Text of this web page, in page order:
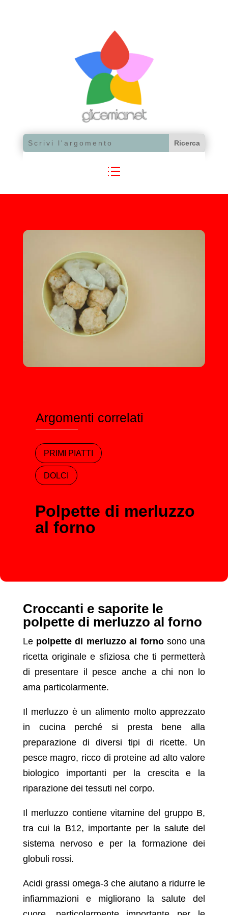
Argomenti correlati
PRIMI PIATTI
DOLCI
Polpette di merluzzo
al forno
Croccanti e saporite le
polpette di merluzzo al forno
Lepolpette di merluzzo al fornosono una
ricetta originale e sfiziosa che ti permetterà
di presentare il pesce anche a chi non lo
ama particolarmente.
Il merluzzo è un alimento molto apprezzato
in cucina perché si presta bene alla
preparazione di diversi tipi di ricette. Un
pesce magro, ricco di proteine ad alto valore
biologico importanti per la crescita e la
riparazione dei tessuti nel corpo.
Il merluzzo contiene vitamine del gruppo B,
tra cui la B12, importante per la salute del
sistema nervoso e per la formazione dei
globuli rossi.
Acidi grassi omega-3 che aiutano a ridurre le
infiammazioni e migliorano la salute del